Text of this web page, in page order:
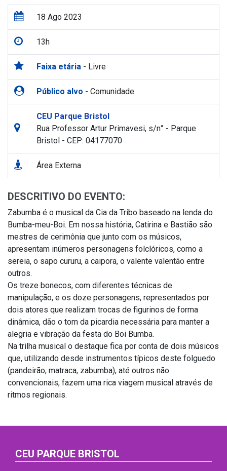
18 Ago 2023
13h
Faixa etária - Livre
Público alvo - Comunidade
CEU Parque Bristol
Rua Professor Artur Primavesi, s/n° - Parque
Bristol - CEP: 04177070
Área Externa
DESCRITIVO DO EVENTO:
Zabumba é o musical da Cia da Tribo baseado na lenda do
Bumba-meu-Boi. Em nossa história, Catirina e Bastião são
mestres de cerimônia que junto com os músicos,
apresentam inúmeros personagens folclóricos, como a
sereia, o sapo cururu, a caipora, o valente valentão entre
outros.
Os treze bonecos, com diferentes técnicas de
manipulação, e os doze personagens, representados por
dois atores que realizam trocas de figurinos de forma
dinâmica, dão o tom da picardia necessária para manter a
alegria e vibração da festa do Boi Bumba.
Na trilha musical o destaque fica por conta de dois músicos
que, utilizando desde instrumentos típicos deste folguedo
(pandeirão, matraca, zabumba), até outros não
convencionais, fazem uma rica viagem musical através de
ritmos regionais.
CEU PARQUE BRISTOL